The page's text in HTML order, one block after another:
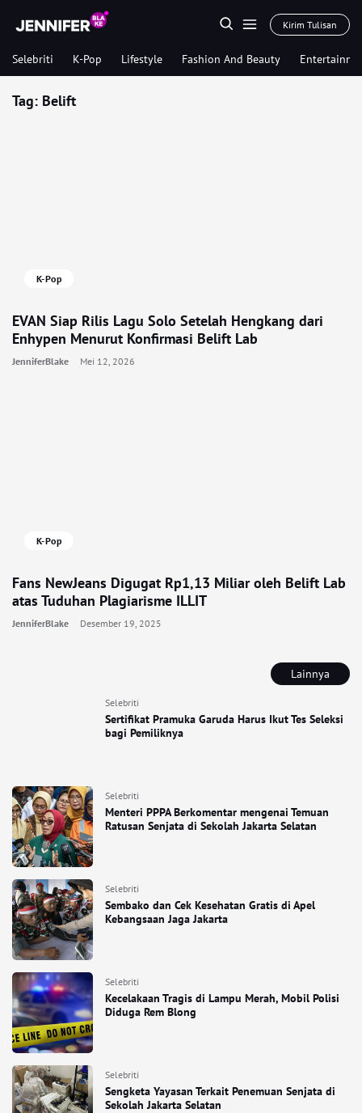
Kirim Tulisan
Selebriti K-Pop Lifestyle Fashion And Beauty
Lainnya
Selebriti
Sertifikat Pramuka Garuda Harus Ikut Tes Seleksi
bagi Pemiliknya
Selebriti
Menteri PPPA Berkomentar mengenai Temuan
Ratusan Senjata di Sekolah Jakarta Selatan
Selebriti
Sembako dan Cek Kesehatan Gratis di Apel
Kebangsaan Jaga Jakarta
Selebriti
Kecelakaan Tragis di Lampu Merah, Mobil Polisi
Diduga Rem Blong
Selebriti
Sengketa Yayasan Terkait Penemuan Senjata di
Sekolah Jakarta Selatan
Tag: Belift
K-Pop
EVAN Siap Rilis Lagu Solo Setelah Hengkang dari
Enhypen Menurut Konfirmasi Belift Lab
JenniferBlake Mei 12, 2026
K-Pop
Fans NewJeans Digugat Rp1,13 Miliar oleh Belift Lab
atas Tuduhan Plagiarisme ILLIT
JenniferBlake Desember 19, 2025